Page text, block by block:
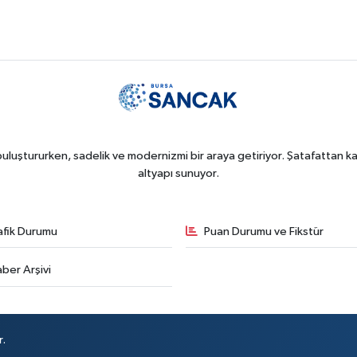
sadelik ve modernizmi bir araya getiriyor. Şatafattan
altyapı sunuyor.
Durumu Puan Durumu ve Fikstür
Arşivi